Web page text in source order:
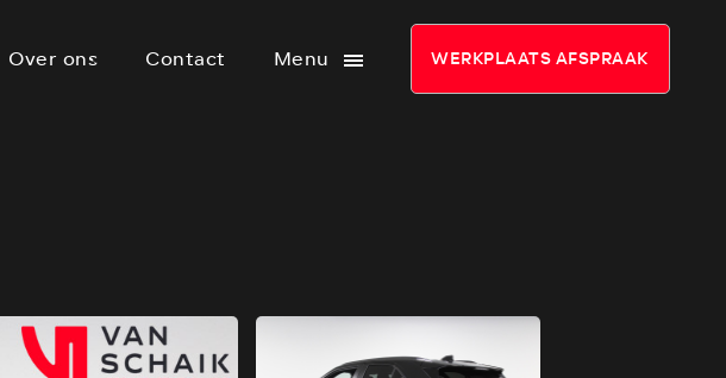
Over ons Contact Menu WERKPLAATS AFSPRAAK